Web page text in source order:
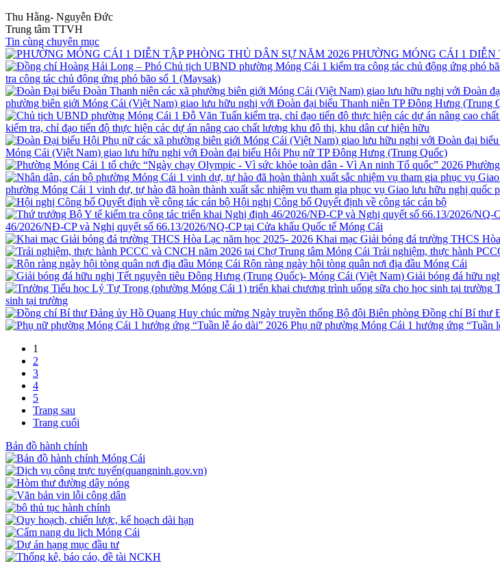
Thu Hằng- Nguyễn Đức
Trung tâm TTVH
Tin cùng chuyên mục
PHƯỜNG MÓNG CÁI 1
tra công tác chủ động ứng phó bão số 1 (Maysak)
phường biên giới Móng Cái (Việt Nam) giao lưu hữu nghị với Đoàn đại biểu Thanh niên TP Đông Hưng (Trung
kiểm tra, chỉ đạo tiến độ thực hiện các dự án nâng cao chất lượng khu đô thị, khu dân cư hiện hữu
Móng Cái (Việt Nam) giao lưu hữu nghị với Đoàn đại biểu Hội Phụ nữ TP Đông Hưng (Trung Quốc)
phường Móng Cái 1 vinh dự, tự hào đã hoàn thành xuất sắc nhiệm vụ tham gia phục vụ Giao lưu hữu nghị
Hội nghị Công bố Quyết định về công tác cán bộ
46/2026/NĐ-CP và Nghị quyết số 66.13/2026/NQ-CP tại Cửa khẩu Quốc tế Móng Cái
Khai mạc Giải bóng đá trường THCS
Trải nghiệm, thực hành
Rộn ràng ngày hội tòng quân nơi địa đầu Móng Cái
Giải bóng đá hữu
sinh tại trường
Đồng chí Bí thư
Phụ nữ phường Móng Cái 1 hưởng ứng “Tuần
1
2
3
4
5
Trang sau
Trang cuối
Bản đồ hành chính